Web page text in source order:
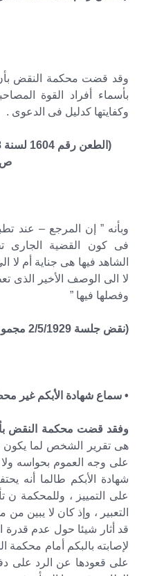
وقد قضت محكمة النقض
بأسماء أفراد القوة
وكفايتها كدليل فى الدعوى .
فى كون القضية الجارى
الشاهد فيها هى جناية أم
لا الى الوصف الأخير الذى
وفصلها فيها ”
(نقض جلسة 2/5/1929 مجموعة القواعد القانونية ج1 ص294) .
• سماع شهادة الأبكم غير
وفقد قضت محكمة النقض
هى تقرير الشخص لما يكون
على وجه العموم بحواسه
شهادة الأبكم طالما أنه
على التمييز ، وللمحكمة
التعبير ، وإذ كان لا يبين
قد أثار شيئا حول عدم قدرة
لإصابته بالبكم أمام
على قعودها عن الرد على